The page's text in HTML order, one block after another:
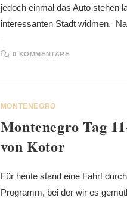
jedoch einmal das Auto stehen
interessanten Stadt widmen.
0 KOMMENTARE
MONTENEGRO
Montenegro Tag
von Kotor
Für heute stand eine Fahrt
Programm, bei der wir es